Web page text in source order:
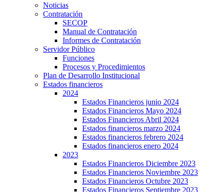
Noticias
Contratación
SECOP
Manual de Contratación
Informes de Contratación
Servidor Público
Funciones
Procesos y Procedimientos
Plan de Desarrollo Institucional
Estados financieros
2024
Estados Financieros junio 2024
Estados Financieros Mayo 2024
Estados Financieros Abril 2024
Estados financieros marzo 2024
Estados financieros febrero 2024
Estados financieros enero 2024
2023
Estados Financieros Diciembre 2023
Estados Financieros Noviembre 2023
Estados Financieros Octubre 2023
Estados Financieros Septiembre 2023